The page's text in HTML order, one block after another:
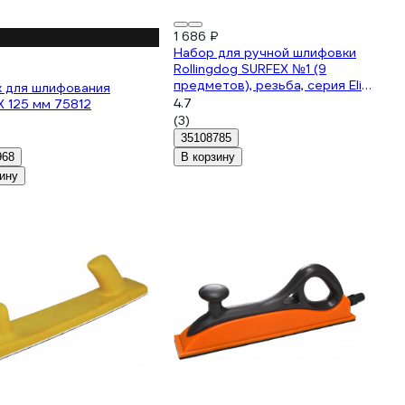
для шлифования
125 мм 75812
1 686 ₽
Набор для ручной шлифовки
Rollingdog SURFEX №1 (9
предметов), резьба, серия Elite
90155
4.7
(3)
35108785
В корзину